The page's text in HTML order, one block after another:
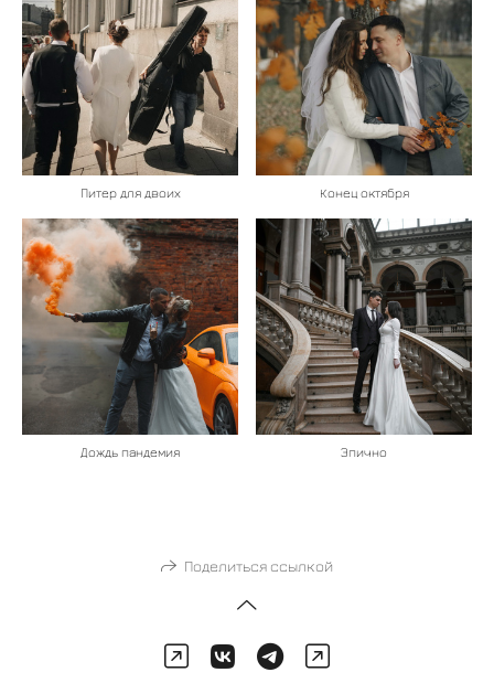
Питер для двоих Конец октября
Дождь пандемия Эпично
Поделиться ссылкой